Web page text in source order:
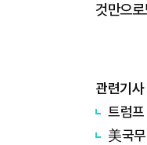
것만으
관련기사
트럼
美국